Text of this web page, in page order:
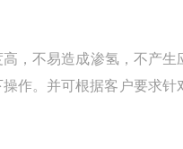
不易造成渗氢，不产生
作。并可根据客户要求